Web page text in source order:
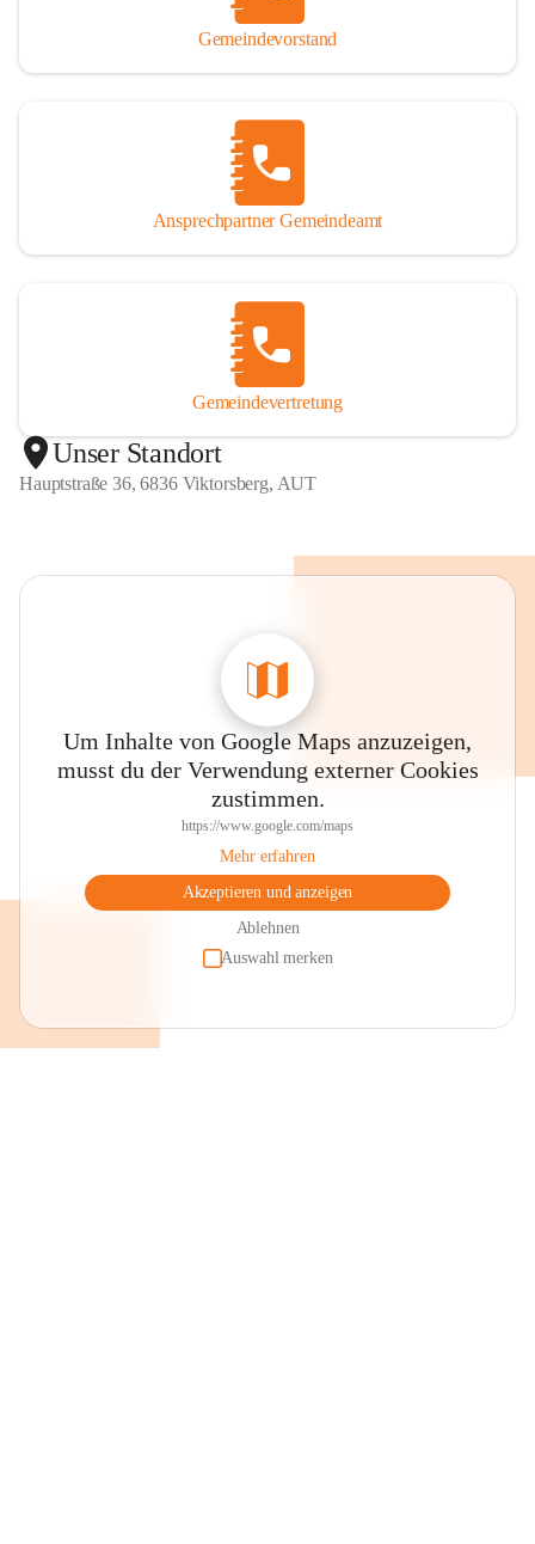
Gemeindevorstand
Ansprechpartner Gemeindeamt
Gemeindevertretung
Unser Standort
Hauptstraße 36, 6836 Viktorsberg, AUT
Um Inhalte von Google Maps anzuzeigen,
musst du der Verwendung externer Cookies
zustimmen.
https://www.google.com/maps
Mehr erfahren
Akzeptieren und anzeigen
Ablehnen
Auswahl merken